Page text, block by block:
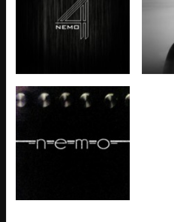
Spaceship Fall
Nezařazeno
Constellation
Nezařazeno
Surrounding